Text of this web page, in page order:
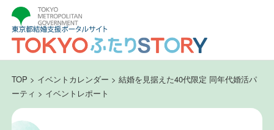
TOP > イベントカレンダー > 結婚を見据えた40代限定 同年代婚活パ
ーティ > イベントレポート